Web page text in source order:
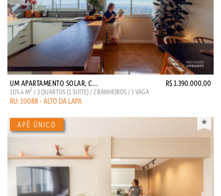
UM APARTAMENTO SOLAR, C... R$ 1.390.000,00
105.4 M2 / 3 QUARTOS (1 SUITE) / 2 BANHEIROS / 1 VAGA
RU: 10088 - ALTO DA LAPA